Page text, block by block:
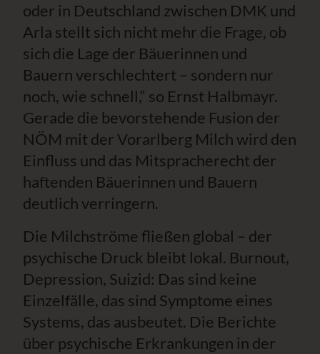
oder in Deutschland zwischen DMK und
Arla stellt sich nicht mehr die Frage, ob
sich die Lage der Bäuerinnen und
Bauern verschlechtert – sondern nur
noch, wie schnell,“ so Ernst Halbmayr.
Gerade die bevorstehende Fusion der
NÖM mit der Vorarlberg Milch wird den
Einfluss und das Mitspracherecht der
haftenden Bäuerinnen und Bauern
deutlich verringern.
Die Milchströme fließen global – der
psychische Druck bleibt lokal. Burnout,
Depression, Suizid: Das sind keine
Einzelfälle, das sind Symptome eines
Systems, das ausbeutet. Die Berichte
über psychische Erkrankungen in der